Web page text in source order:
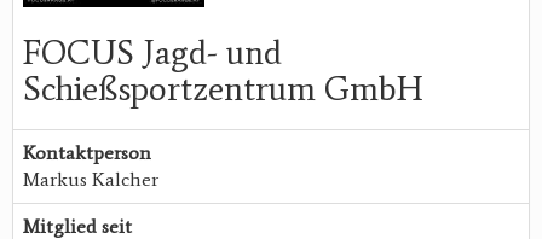
FOCUS Jagd- und
Schießsportzentrum GmbH
Kontaktperson
Markus Kalcher
Mitglied seit